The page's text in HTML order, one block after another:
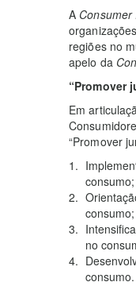
A
regiões no
apelo da
“Promover
Em
“Promover
consumo;
consumo;
no
consumo.